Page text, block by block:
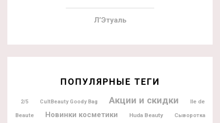
Л’Этуаль
ПОПУЛЯРНЫЕ ТЕГИ
2/5 CultBeauty Goody Bag Акции и скидки
Ile de
Beaute
Новинки косметики Huda Beauty Сыворотка